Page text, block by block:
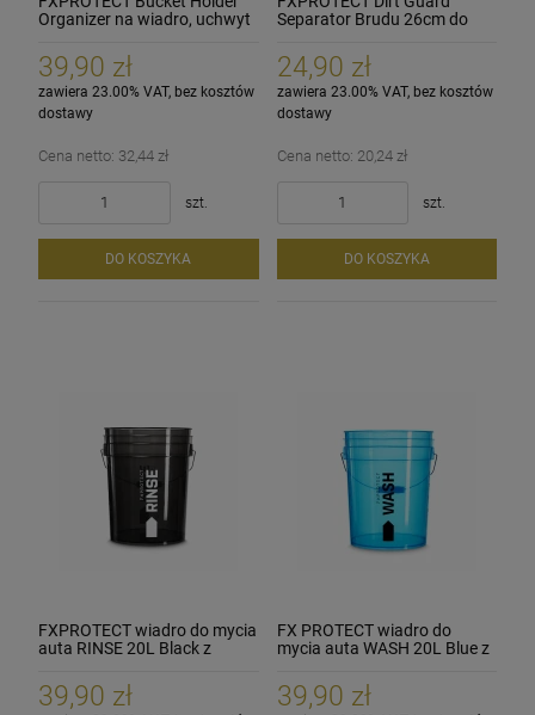
Organizer na wiadro, uchwyt
39,90 zł
zawiera 23.00% VAT, bez kosztów
dostawy
Cena netto: 32,44 zł
szt.
DO KOSZYKA
Separator Brudu 26cm do
24,90 zł
zawiera 23.00% VAT, bez kosztów
dostawy
Cena netto: 20,24 zł
szt.
DO KOSZYKA
FXPROTECT wiadro do mycia
auta RINSE 20L Black z
uchwyt
39,90 zł
FX PROTECT wiadro do
mycia auta WASH 20L Blue z
uchwyt
39,90 zł